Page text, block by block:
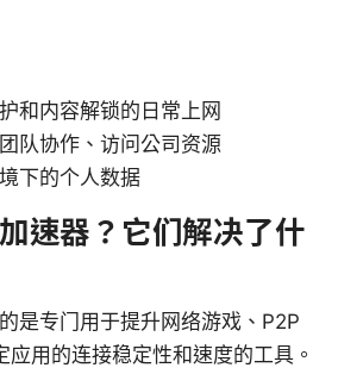
和内容解锁的日常上网
队协作、访问公司资源
下的个人数据
速器？它们解决了什
是专门用于提升网络游戏、P2P
应用的连接稳定性和速度的工具。